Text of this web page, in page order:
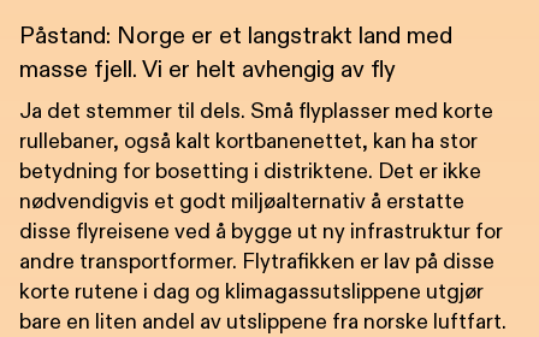
Påstand: Norge er et langstrakt land med
masse fjell. Vi er helt avhengig av fly
Ja det stemmer til dels. Små flyplasser med korte
rullebaner, også kalt kortbanenettet, kan ha stor
betydning for bosetting i distriktene. Det er ikke
nødvendigvis et godt miljøalternativ å erstatte
disse flyreisene ved å bygge ut ny infrastruktur for
andre transportformer. Flytrafikken er lav på disse
korte rutene i dag og klimagassutslippene utgjør
bare en liten andel av utslippene fra norske luftfart.